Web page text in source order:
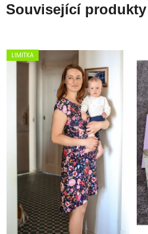
Související produkty
LIMITKA